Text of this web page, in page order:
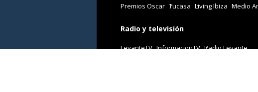
Premios Oscar Tucasa Living Ibiza Medio
Radio y televisión
LevanteTV InformacionTV Radio Levante